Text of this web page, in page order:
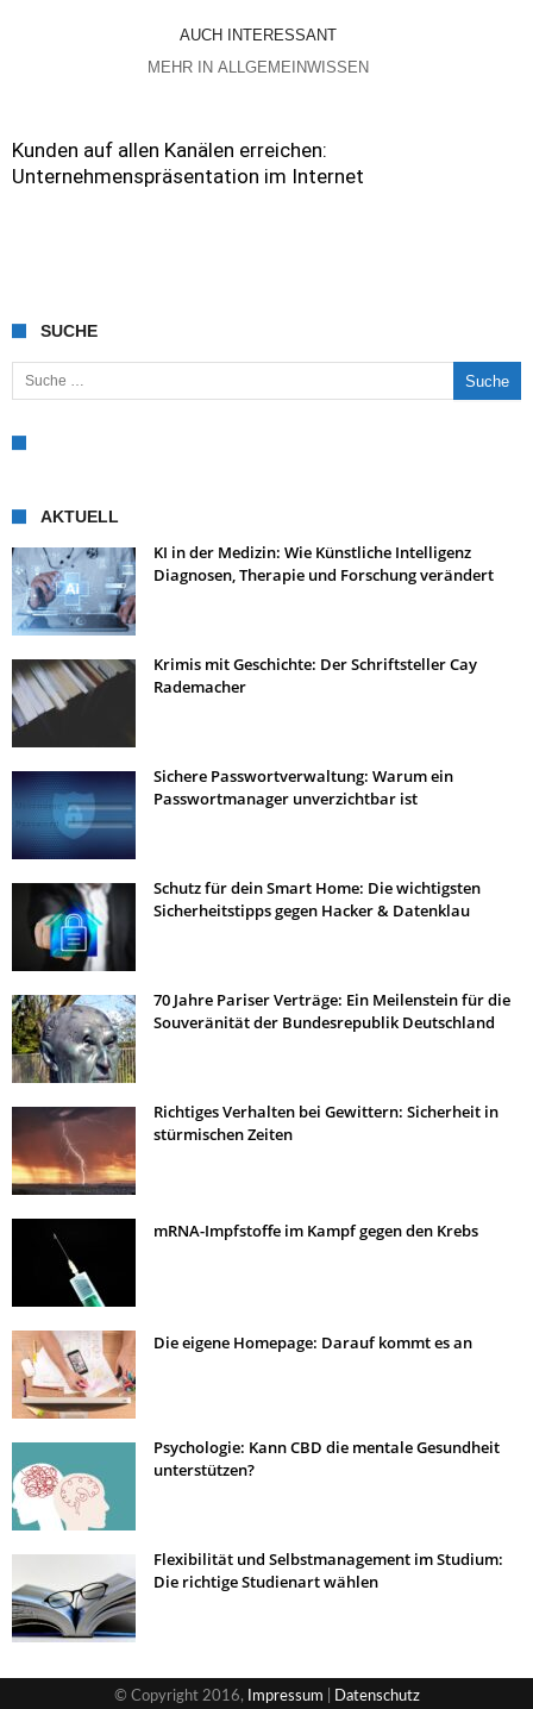
AUCH INTERESSANT
MEHR IN ALLGEMEINWISSEN
Kunden auf allen Kanälen erreichen:
Unternehmenspräsentation im Internet
SUCHE
Suche nach:
AKTUELL
KI in der Medizin: Wie Künstliche Intelligenz
Diagnosen, Therapie und Forschung verändert
Krimis mit Geschichte: Der Schriftsteller Cay
Rademacher
Sichere Passwortverwaltung: Warum ein
Passwortmanager unverzichtbar ist
Schutz für dein Smart Home: Die wichtigsten
Sicherheitstipps gegen Hacker & Datenklau
70 Jahre Pariser Verträge: Ein Meilenstein für die
Souveränität der Bundesrepublik Deutschland
Richtiges Verhalten bei Gewittern: Sicherheit in
stürmischen Zeiten
mRNA-Impfstoffe im Kampf gegen den Krebs
Die eigene Homepage: Darauf kommt es an
Psychologie: Kann CBD die mentale Gesundheit
unterstützen?
Flexibilität und Selbstmanagement im Studium:
Die richtige Studienart wählen
© Copyright 2016, Impressum Datenschutz